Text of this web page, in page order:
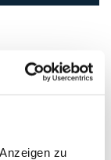
zu
geht
Überblick